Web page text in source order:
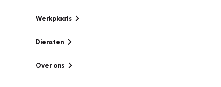
Werkplaats
Diensten
Over ons